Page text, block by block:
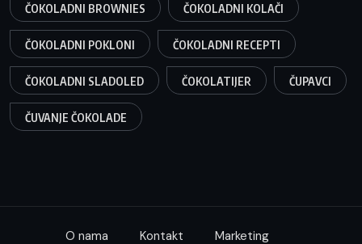
ČOKOLADNI BROWNIES ČOKOLADNI KOLAČI
ČOKOLADNI POKLONI ČOKOLADNI RECEPTI
ČOKOLADNI SLADOLED ČOKOLATIJER ČUPAVCI
ČUVANJE ČOKOLADE
O nama Kontakt
Marketing